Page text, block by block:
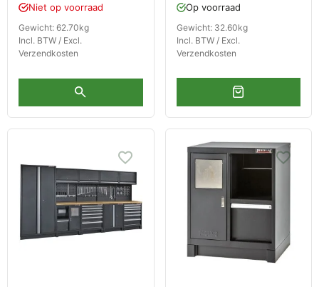
gereedschapsbord
Niet op voorraad
Gewicht: 62.70kg
Incl. BTW / Excl.
Verzendkosten
Op voorraad
Gewicht: 32.60kg
Incl. BTW / Excl.
Verzendkosten